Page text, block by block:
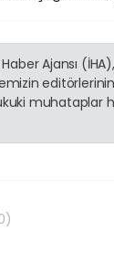
Ajansı
muhataplar